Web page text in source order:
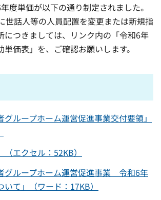
度単価が以下の通り制定されました。
世話人等の人員配置を変更または新規指
につきましては、リンク内の「令和6年
価表」を、ご確認お願いします。
グループホーム運営促進事業交付要領」
（エクセル：52KB）
グループホーム運営促進事業 令和6年
て」（ワード：17KB）